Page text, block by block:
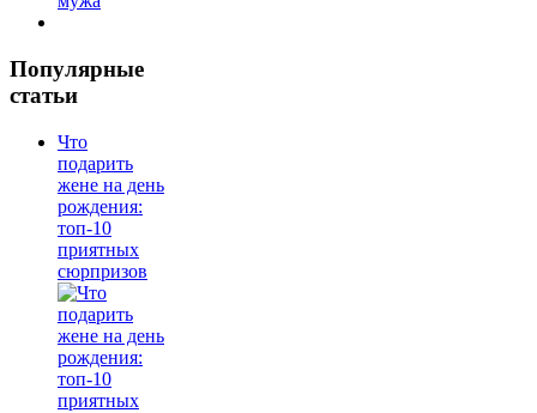
Популярные
статьи
Что
подарить
жене на день
рождения:
топ-10
приятных
сюрпризов